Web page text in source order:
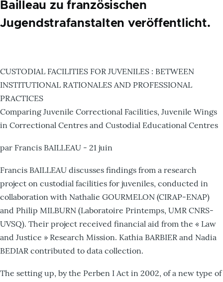
Bailleau zu französischen
Jugendstrafanstalten veröffentlicht.
CUSTODIAL FACILITIES FOR JUVENILES : BETWEEN
INSTITUTIONAL RATIONALES AND PROFESSIONAL
PRACTICES
Comparing Juvenile Correctional Facilities, Juvenile Wings
in Correctional Centres and Custodial Educational Centres
par Francis BAILLEAU - 21 juin
Francis BAILLEAU discusses findings from a research
project on custodial facilities for juveniles, conducted in
collaboration with Nathalie GOURMELON (CIRAP-ENAP)
and Philip MILBURN (Laboratoire Printemps, UMR CNRS-
UVSQ). Their project received financial aid from the « Law
and Justice » Research Mission. Kathia BARBIER and Nadia
BEDIAR contributed to data collection.
The setting up, by the Perben I Act in 2002, of a new type of